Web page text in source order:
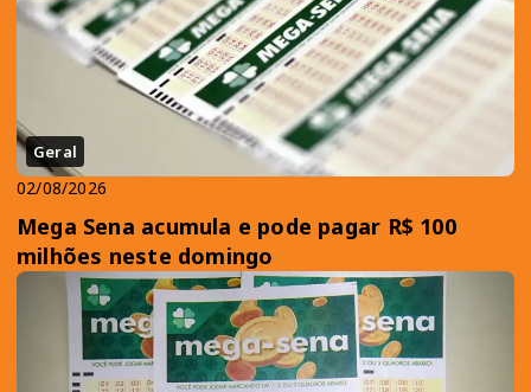
Geral
02/08/2026
Mega Sena acumula e pode pagar R$ 100
milhões neste domingo